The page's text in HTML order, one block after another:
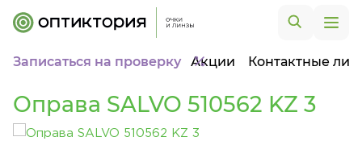
Записаться на проверку Акции Контактные
Оправа SALVO 510562 KZ 3